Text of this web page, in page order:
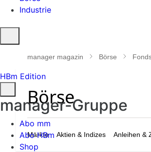
Industrie
öffnen
manager magazin Börse
Märkte Aktien & Indizes Anleihen &
HBm Edition
manager-Gruppe
Abo mm
Abo HBm
Shop